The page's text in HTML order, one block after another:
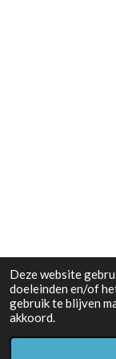
Deze website
doeleinden en/of
gebruik te blijven
akkoord.